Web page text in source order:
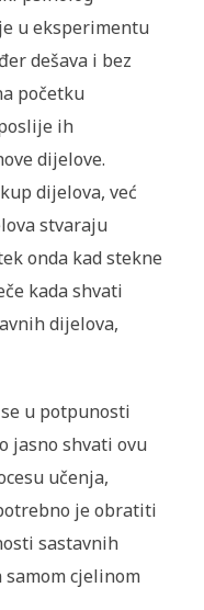
u eksperimentu
dešava i bez
početku
ih
dijelove.
dijelova, već
stvaraju
onda kad stekne
kada shvati
dijelova,
u potpunosti
jasno shvati ovu
učenja,
je obratiti
sastavnih
cjelinom